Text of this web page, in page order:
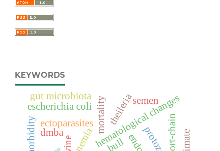
KEYWORDS
hematological changes
ectoparasites
protozoa
morbidity
mortalitytheileria
anemia
escherichia coli
gut microbiota semen
bull
dmba